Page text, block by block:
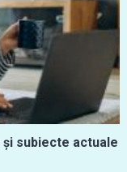
subiecte actuale